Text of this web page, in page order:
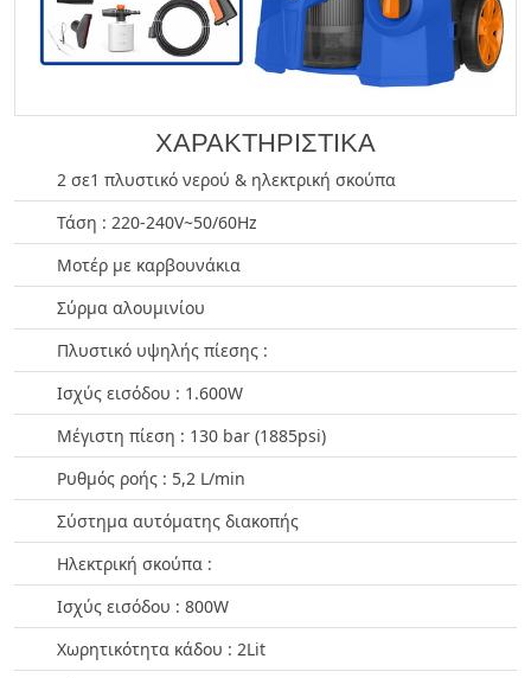
ΧΑΡΑΚΤΗΡΙΣΤΙΚΑ
2 σε1 πλυστικό νερού & ηλεκτρική σκούπα
Τάση : 220-240V~50/60Hz
Μοτέρ με καρβουνάκια
Σύρμα αλουμινίου
Πλυστικό υψηλής πίεσης :
Ισχύς εισόδου : 1.600W
Μέγιστη πίεση : 130 bar (1885psi)
Ρυθμός ροής : 5,2 L/min
Σύστημα αυτόματης διακοπής
Ηλεκτρική σκούπα :
Ισχύς εισόδου : 800W
Χωρητικότητα κάδου : 2Lit